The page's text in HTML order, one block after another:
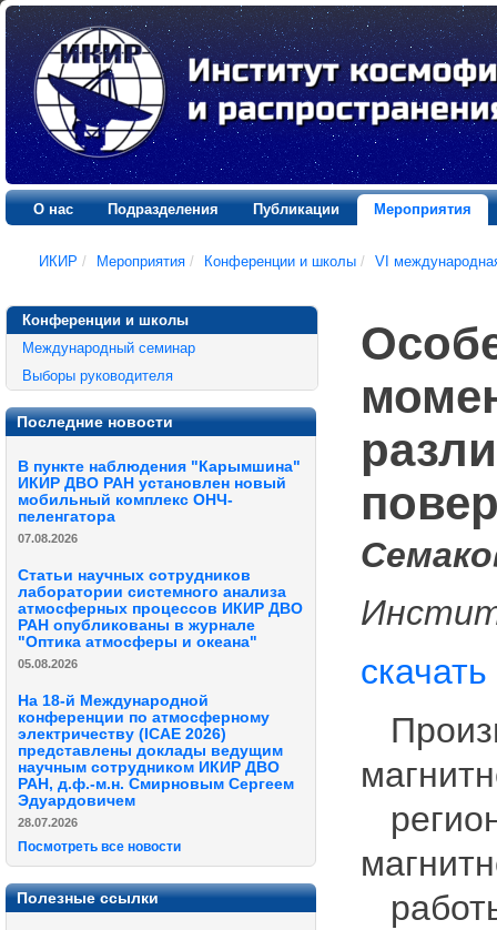
О нас Подразделения Публикации Мероприятия
ИКИР / Мероприятия / Конференции и школы / VI
Конференции и школы
Международный семинар
Выборы руководителя
Последние новости
В пункте наблюдения "Карымшина"
ИКИР ДВО РАН установлен новый
мобильный комплекс ОНЧ-
пеленгатора
07.08.2026
Статьи научных сотрудников
лаборатории системного анализа
атмосферных процессов ИКИР ДВО
РАН опубликованы в журнале
"Оптика атмосферы и океана"
05.08.2026
На 18-й Международной
конференции по атмосферному
электричеству (ICAE 2026)
представлены доклады ведущим
научным сотрудником ИКИР ДВО
РАН, д.ф.-м.н. Смирновым Сергеем
Эдуардовичем
28.07.2026
Посмотреть все новости
Полезные ссылки
скачать